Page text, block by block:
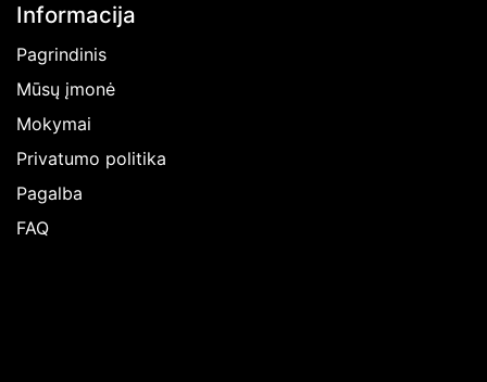
Informacija
Pagrindinis
Mūsų įmonė
Mokymai
Privatumo politika
Pagalba
FAQ